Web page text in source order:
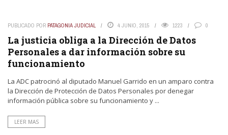
PUBLICADO POR PATAGONIA JUDICIAL 4 JUNIO, 2015 1223 0
La justicia obliga a la Dirección de Datos
Personales a dar información sobre su
funcionamiento
La ADC patrocinó al diputado Manuel Garrido en un amparo contra
la Dirección de Protección de Datos Personales por denegar
información pública sobre su funcionamiento y ...
LEER MAS